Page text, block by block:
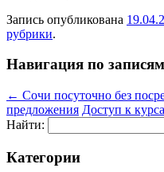
Запись опубликована
рубрики.
Навигация по записям
← Сочи посуточно без
предложения Доступ к
Найти:
Категории